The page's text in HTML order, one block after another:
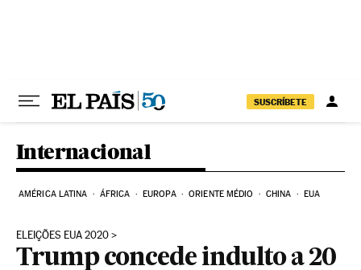
SUSCRÍBETE
Internacional
AMÉRICA LATINA ÁFRICA EUROPA ORIENTE MÉDIO CHINA EUA
ELEIÇÕES EUA 2020
Trump concede indulto a 20